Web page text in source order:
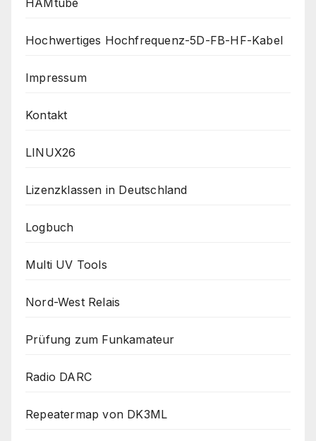
Hochwertiges Hochfrequenz-5D-FB-HF-Kabel
Impressum
Kontakt
LINUX26
Lizenzklassen in Deutschland
Logbuch
Multi UV Tools
Nord-West Relais
Prüfung zum Funkamateur
Radio DARC
Repeatermap von DK3ML